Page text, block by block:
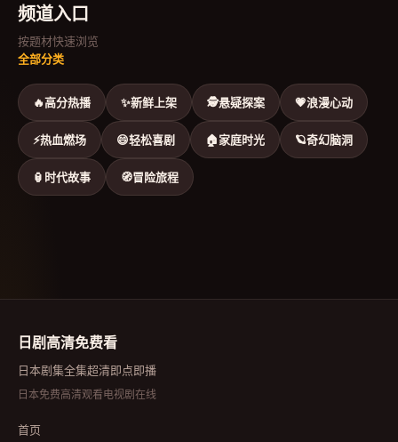
频道入口
按题材快速浏览
全部分类
🔥高分热播 ✨新鲜上架 🕵悬疑探案 💗浪漫心动
⚡热血燃场 😄轻松喜剧 🏠家庭时光 🪐奇幻脑洞
🏮 时代故事 🧭冒险旅程
日剧高清免费看
日本剧集全集超清即点即播
日本免费高清观看电视剧在线
首页